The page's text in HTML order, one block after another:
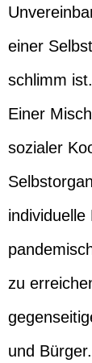
einer
schlimm
Einer
sozialer
individuelle
zu
und